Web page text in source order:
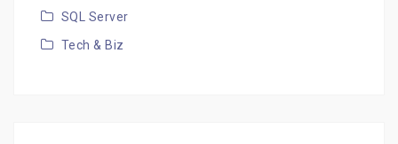
SQL Server
Tech & Biz